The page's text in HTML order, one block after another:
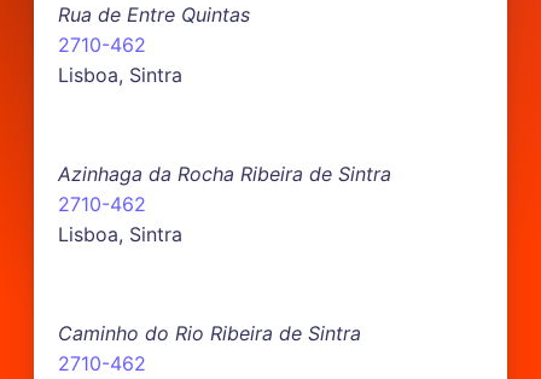
Rua de Entre Quintas
2710-462
Lisboa, Sintra
Azinhaga da Rocha Ribeira de Sintra
2710-462
Lisboa, Sintra
Caminho do Rio Ribeira de Sintra
2710-462